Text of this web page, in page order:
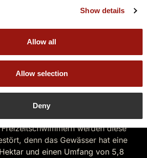
Show details
Allow all
Allow selection
Deny
See im schleswig-holsteinischen
lockt im Sommer jeden an, der etwas
glazialen Rinnensees aus der
aus dem Naturstrand - Seefreibad
Seestrand, sondern auch mit
gerne ausnutzen. Von
werden diese
denn das Gewässer hat eine
und einen Umfang von 5,8